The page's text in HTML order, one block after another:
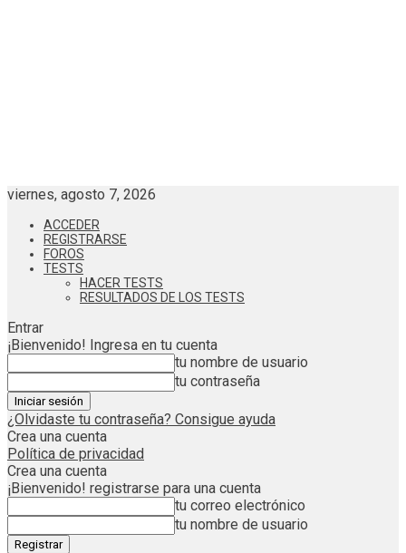
viernes, agosto 7, 2026
ACCEDER
REGISTRARSE
FOROS
TESTS
HACER TESTS
RESULTADOS DE LOS TESTS
Entrar
¡Bienvenido! Ingresa en tu cuenta
tu nombre de usuario
tu contraseña
¿Olvidaste tu contraseña? Consigue ayuda
Crea una cuenta
Política de privacidad
Crea una cuenta
¡Bienvenido! registrarse para una cuenta
tu correo electrónico
tu nombre de usuario